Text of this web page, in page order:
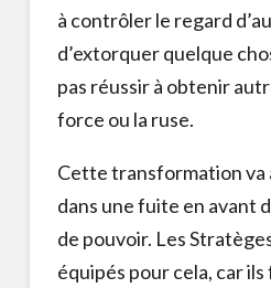
à contrôler le regard
d’extorquer quelque
pas réussir à obtenir
force ou la ruse.
Cette transformation va
dans une fuite en avant
de pouvoir. Les
équipés pour cela, car